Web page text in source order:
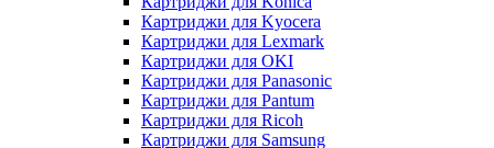
Картриджи для Kyocera
Картриджи для Lexmark
Картриджи для OKI
Картриджи для Panasonic
Картриджи для Pantum
Картриджи для Ricoh
Картриджи для Samsung